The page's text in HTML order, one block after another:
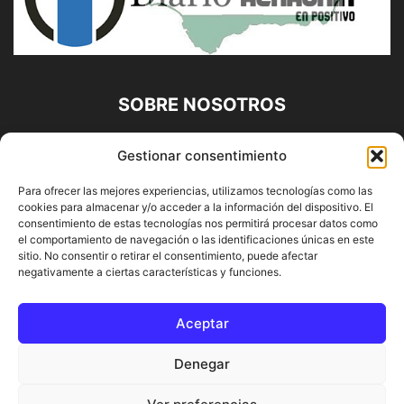
Gestionar consentimiento
Para ofrecer las mejores experiencias, utilizamos tecnologías como las
cookies para almacenar y/o acceder a la información del dispositivo. El
consentimiento de estas tecnologías nos permitirá procesar datos como
el comportamiento de navegación o las identificaciones únicas en este
sitio. No consentir o retirar el consentimiento, puede afectar
negativamente a ciertas características y funciones.
Aceptar
Denegar
SOBRE NOSOTROS
Diario Alhaurín (www.alhaurindelatorre.com) Propiedad de
Francisco E. López López | 639 95 71 95 | Noticias de
Alhaurín de la Torre, Málaga y Provincia|
Contáctanos:info@alhaurindelatorre.com
SÍGUENOS